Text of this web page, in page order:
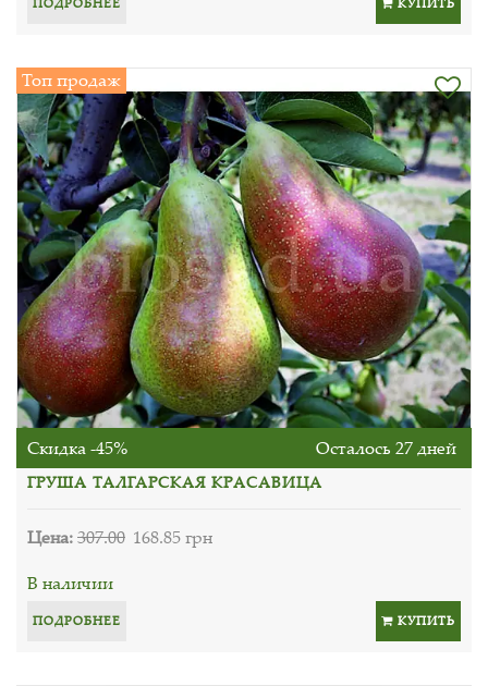
ПОДРОБНЕЕ КУПИТЬ
Топ продаж
Скидка -45% Осталось 27 дней
ГРУША ТАЛГАРСКАЯ КРАСАВИЦА
Цена:307.00 168.85 грн
В наличии
ПОДРОБНЕЕ КУПИТЬ